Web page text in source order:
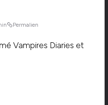
Permalien
Vampires Diaries et